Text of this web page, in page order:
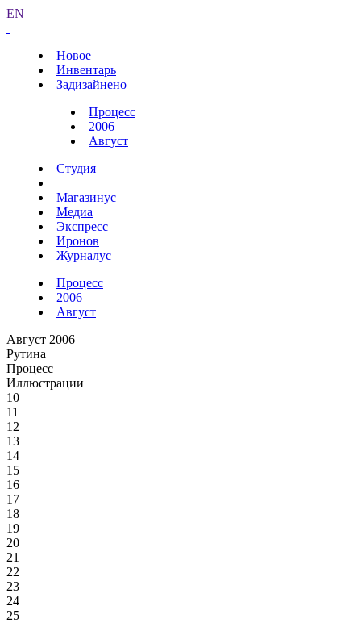
EN
Новое
Инвентарь
Задизайнено
Процесс
2006
Август
Студия
Магазинус
Медиа
Экспресс
Иронов
Журналус
Процесс
2006
Август
Август 2006
Рутина
Процесс
Иллюстрации
10
11
12
13
14
15
16
17
18
19
20
21
22
23
24
25